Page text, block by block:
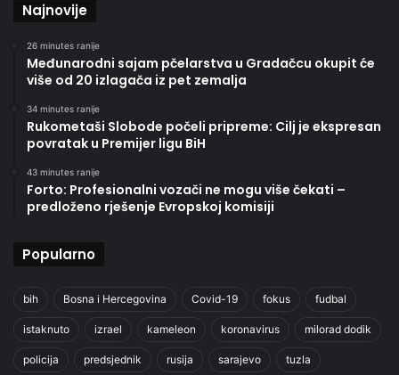
Najnovije
26 minutes ranije
Međunarodni sajam pčelarstva u Gradačcu okupit će
više od 20 izlagača iz pet zemalja
34 minutes ranije
Rukometaši Slobode počeli pripreme: Cilj je ekspresan
povratak u Premijer ligu BiH
43 minutes ranije
Forto: Profesionalni vozači ne mogu više čekati –
predloženo rješenje Evropskoj komisiji
Popularno
bih Bosna i Hercegovina Covid-19 fokus fudbal
istaknuto izrael kameleon koronavirus milorad dodik
policija predsjednik rusija sarajevo tuzla